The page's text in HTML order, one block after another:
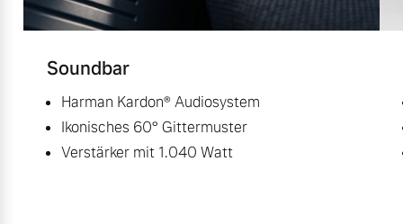
Soundbar
Harman Kardon® Audiosystem
Ikonisches 60° Gittermuster
Verstärker mit 1.040 Watt